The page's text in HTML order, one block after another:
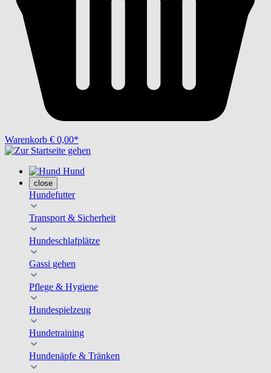
Warenkorb € 0,00*
Hund
close
Hundefutter
Transport & Sicherheit
Hundeschlafplätze
Gassi gehen
Pflege & Hygiene
Hundespielzeug
Hundetraining
Hundenäpfe & Tränken